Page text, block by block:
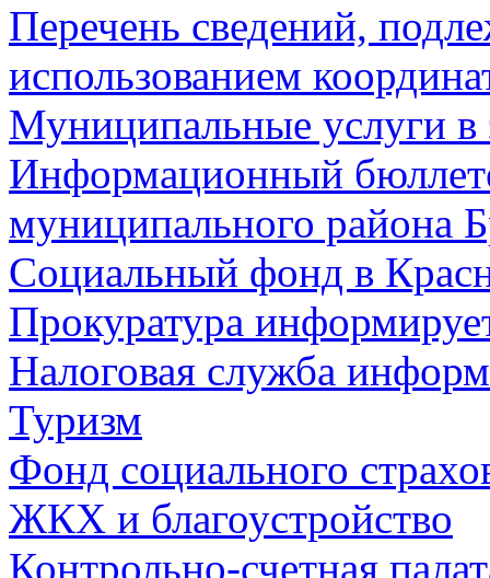
Перечень сведений,
использованием
Муниципальные услуги в
Информационный
муниципального района
Социальный фонд в
Прокуратура
Налоговая служба
Туризм
Фонд социального
ЖКХ и благоустройство
Контрольно-счетная